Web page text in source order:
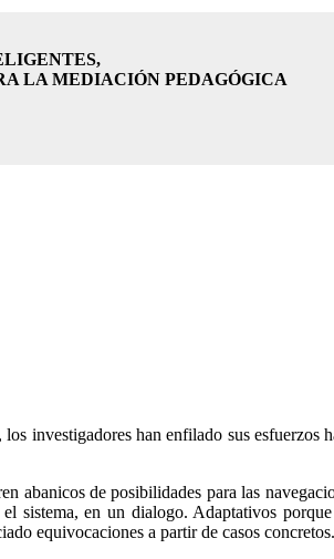
LA MEDIACIÓN PEDAGÓGICA
investigadores han enfilado sus
de posibilidades para las
en un dialogo. Adaptativos
equivocaciones a partir de casos concretos.